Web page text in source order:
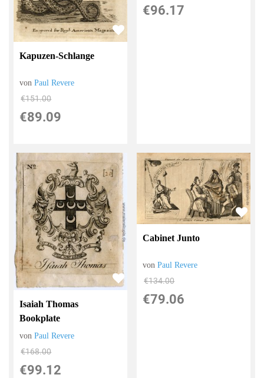
Kapuzen-Schlange
vonPaul Revere
€151.00
€89.09
€96.17
Isaiah Thomas
Bookplate
vonPaul Revere
€168.00
€99.12
Cabinet Junto
vonPaul Revere
€134.00
€79.06